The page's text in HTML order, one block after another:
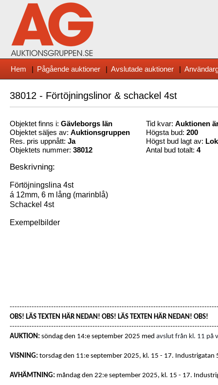
Hem | Pågående auktioner | Avslutade auktioner |
38012 - Förtöjningslinor & schackel 4st
Objektet finns i: Gävleborgs län
Objektet säljes av: Auktionsgruppen
Res. pris uppnått: Ja
Objektets nummer: 38012
Tid kvar: Auktionen
Högsta bud: 200
Högst bud lagt av:
Antal bud totalt: 4
Beskrivning:
Förtöjningslina 4st
á 12mm, 6 m lång (marinblå)
Schackel 4st
Exempelbilder
OBS! LÄS TEXTEN HÄR NEDAN! OBS! LÄS TEXTEN HÄR NEDAN! OBS!
AUKTION: söndag den 14:e september 2025 med avslut från kl. 11 på
VISNING: torsdag den 11:e september 2025, kl. 15 - 17. Industrigatan
AVHÄMTNING: måndag den 22:e september 2025, kl. 15 - 17.